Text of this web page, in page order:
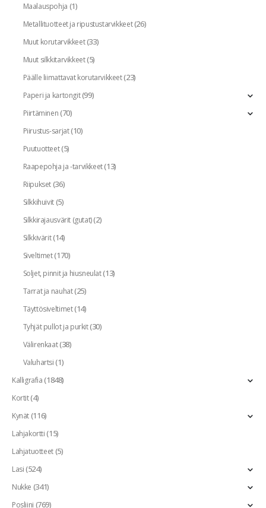
Maalauspohja (1)
Metallituotteet ja ripustustarvikkeet(26)
Muut korutarvikkeet(33)
Muut silkkitarvikkeet(5)
Päälle liimattavat korutarvikkeet(23)
Paperi ja kartongit(99)
Piirtäminen(70)
Piirustus-sarjat(10)
Puutuotteet(5)
Raapepohja ja -tarvikkeet(13)
Riipukset(36)
Silkkihuivit(5)
Silkkirajausvärit (gutat)(2)
Silkkivärit(14)
Siveltimet(170)
Soljet, pinnit ja hiusneulat(13)
Tarrat ja nauhat(25)
Täyttösiveltimet(14)
Tyhjät pullot ja purkit(30)
Välirenkaat(38)
Valuhartsi(1)
Kalligrafia(1848)
Kortit(4)
Kynät(116)
Lahjakortti(15)
Lahjatuotteet(5)
Lasi(524)
Nukke (341)
Posliini (769)